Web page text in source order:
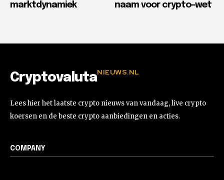
marktdynamiek
naam voor crypto-wet
CryptovalutaNIEUWS.NL
Lees hier het laatste crypto nieuws van vandaag, live crypto
koersen en de beste crypto aanbiedingen en acties.
COMPANY